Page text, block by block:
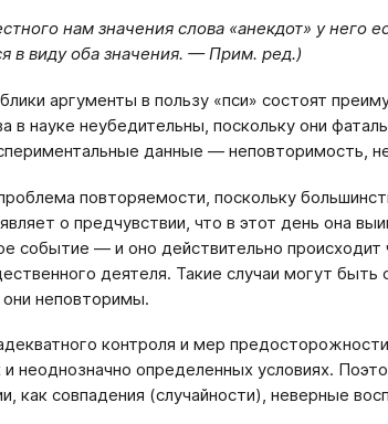
нам значения слова «анекдот» у него
в виду оба значения. — Прим. ред.)
аргументы в пользу «пси» состоят
в науке неубедительны, поскольку они
данные — неповторимость,
повторяемости, поскольку
о предчувствии, что в этот день она
событие — и оно действительно
деятеля. Такие случаи могут
они неповторимы.
контроля и мер
неоднозначно определенных условиях.
как совпадения (случайности), неверные